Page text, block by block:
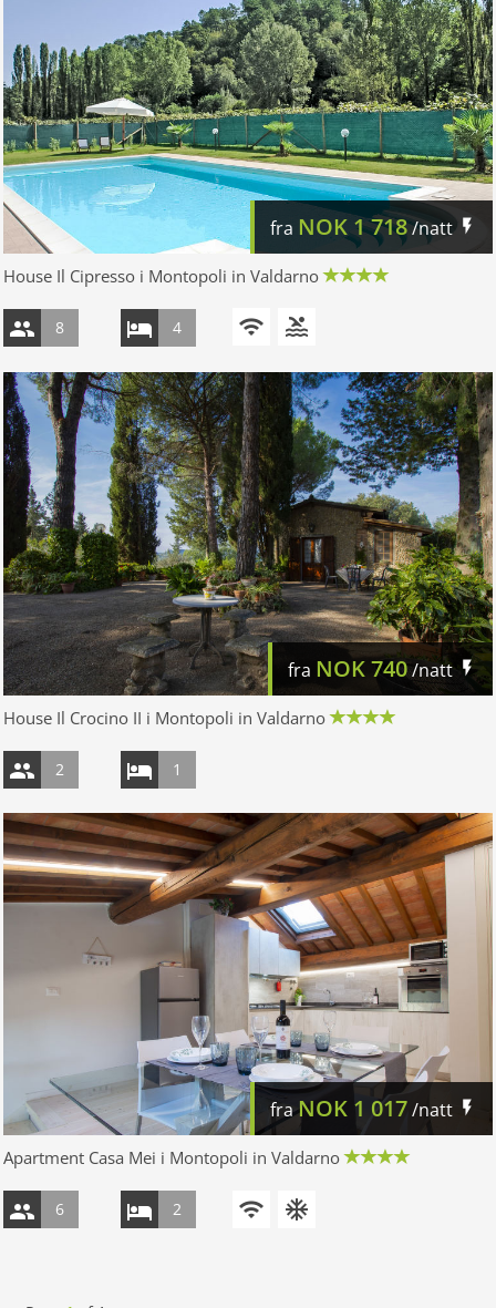
fra NOK 1 718/natt
House Il Cipresso i Montopoli in Valdarno
8 4
fra NOK740/natt
House Il Crocino II i Montopoli in Valdarno
2 1
fraNOK 1 017/natt
Apartment Casa Mei i Montopoli in Valdarno
6 2